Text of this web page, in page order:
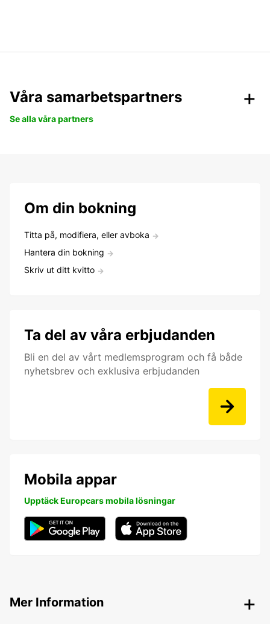
Våra samarbetspartners
Se alla våra partners
Om din bokning
Titta på, modifiera, eller avboka
Hantera din bokning
Skriv ut ditt kvitto
Ta del av våra erbjudanden
Bli en del av vårt medlemsprogram och få både
nyhetsbrev och exklusiva erbjudanden
Mobila appar
Upptäck Europcars mobila lösningar
Mer Information